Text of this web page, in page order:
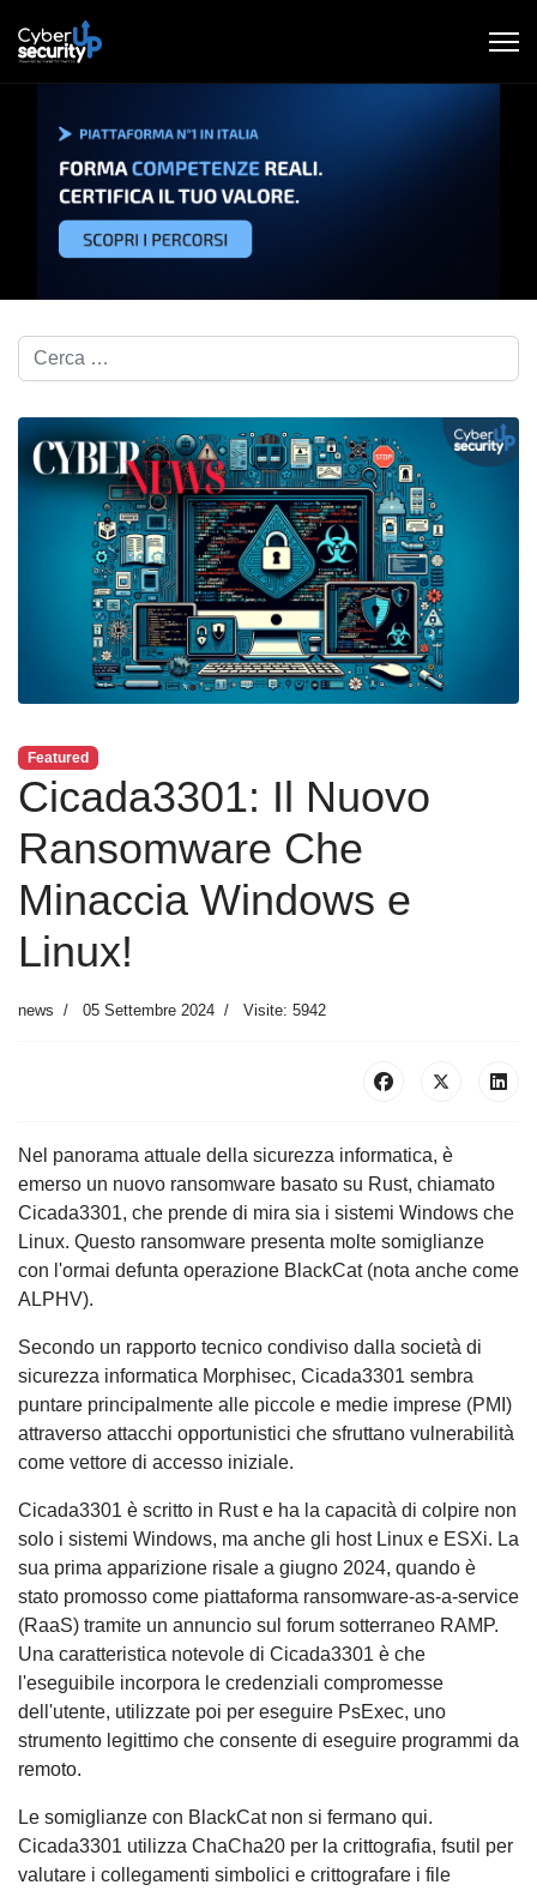
Cerca nel blog...
Featured
Cicada3301: Il Nuovo
Ransomware Che
Minaccia Windows e
Linux!
news 05 Settembre 2024 Visite: 5942
Nel panorama attuale della sicurezza informatica, è
emerso un nuovo ransomware basato su Rust, chiamato
Cicada3301, che prende di mira sia i sistemi Windows che
Linux. Questo ransomware presenta molte somiglianze
con l'ormai defunta operazione BlackCat (nota anche come
ALPHV).
Secondo un rapporto tecnico condiviso dalla società di
sicurezza informatica Morphisec, Cicada3301 sembra
puntare principalmente alle piccole e medie imprese (PMI)
attraverso attacchi opportunistici che sfruttano vulnerabilità
come vettore di accesso iniziale.
Cicada3301 è scritto in Rust e ha la capacità di colpire non
solo i sistemi Windows, ma anche gli host Linux e ESXi. La
sua prima apparizione risale a giugno 2024, quando è
stato promosso come piattaforma ransomware-as-a-service
(RaaS) tramite un annuncio sul forum sotterraneo RAMP.
Una caratteristica notevole di Cicada3301 è che
l'eseguibile incorpora le credenziali compromesse
dell'utente, utilizzate poi per eseguire PsExec, uno
strumento legittimo che consente di eseguire programmi da
remoto.
Le somiglianze con BlackCat non si fermano qui.
Cicada3301 utilizza ChaCha20 per la crittografia, fsutil per
valutare i collegamenti simbolici e crittografare i file